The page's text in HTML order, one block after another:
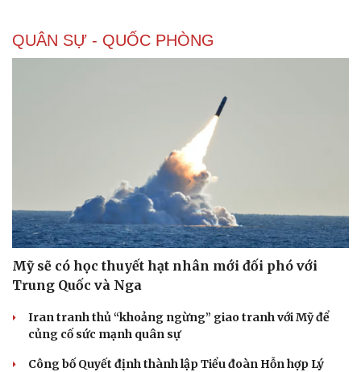
QUÂN SỰ - QUỐC PHÒNG
Mỹ sẽ có học thuyết hạt nhân mới đối phó với
Trung Quốc và Nga
Iran tranh thủ “khoảng ngừng” giao tranh với Mỹ để
củng cố sức mạnh quân sự
Công bố Quyết định thành lập Tiểu đoàn Hỗn hợp Lý